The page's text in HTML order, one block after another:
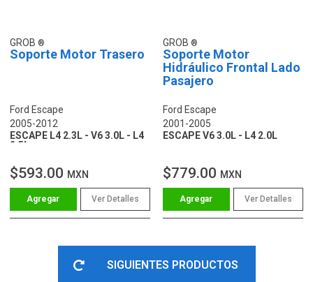
GROB
Soporte Motor Trasero
Ford Escape
2005-2012
ESCAPE L4 2.3L - V6 3.0L - L4
2.5L
$593.00 MXN
Ver Detalles
GROB
Soporte Motor
Hidráulico Frontal Lado
Pasajero
Ford Escape
2001-2005
ESCAPE V6 3.0L - L4 2.0L
$779.00 MXN
Ver Detalles
SIGUIENTES PRODUCTOS